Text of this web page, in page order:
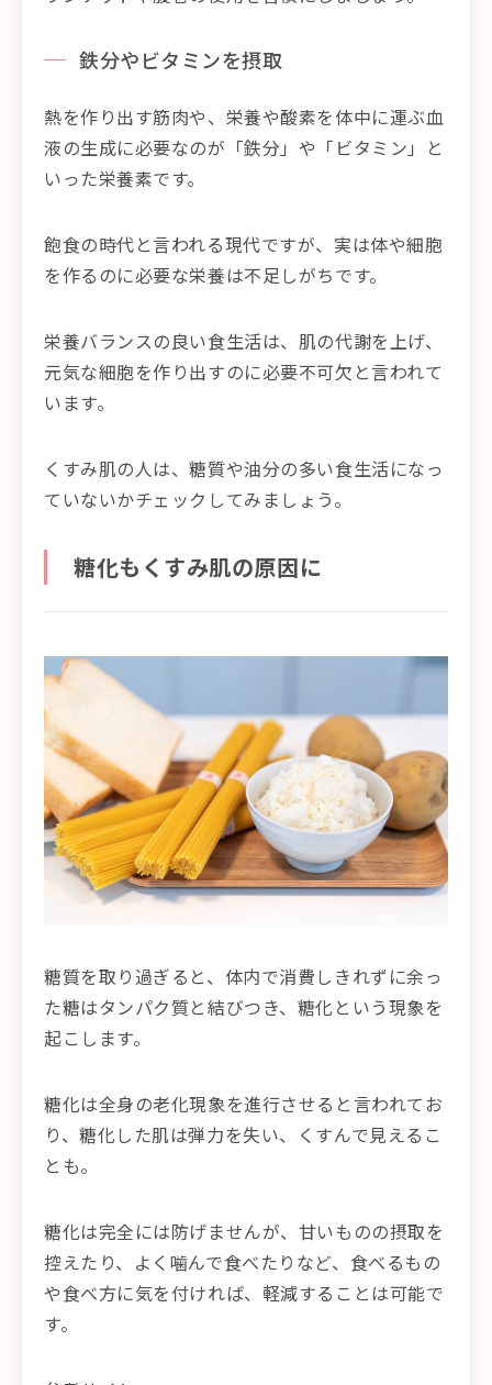
鉄分やビタミンを摂取
熱を作り出す筋肉や、栄養や酸素を体中に運ぶ血
液の生成に必要なのが「鉄分」や「ビタミン」と
いった栄養素です。
飽食の時代と言われる現代ですが、実は体や細胞
を作るのに必要な栄養は不足しがちです。
栄養バランスの良い食生活は、肌の代謝を上げ、
元気な細胞を作り出すのに必要不可欠と言われて
います。
くすみ肌の人は、糖質や油分の多い食生活になっ
ていないかチェックしてみましょう。
糖化もくすみ肌の原因に
糖質を取り過ぎると、体内で消費しきれずに余っ
た糖はタンパク質と結びつき、糖化という現象を
起こします。
糖化は全身の老化現象を進行させると言われてお
り、糖化した肌は弾力を失い、くすんで見えるこ
とも。
糖化は完全には防げませんが、甘いものの摂取を
控えたり、よく噛んで食べたりなど、食べるもの
や食べ方に気を付ければ、軽減することは可能で
す。